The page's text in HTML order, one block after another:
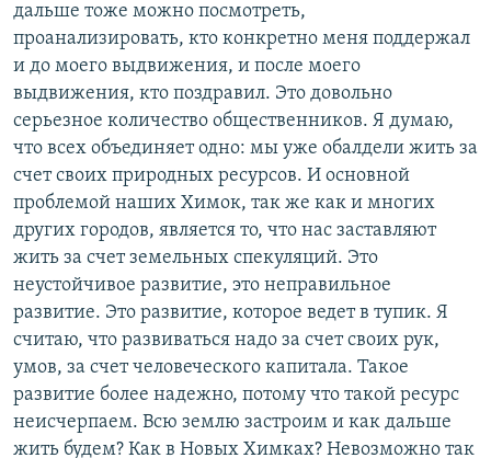
дальше тоже можно посмотреть,
проанализировать, кто конкретно меня поддержал
и до моего выдвижения, и после моего
выдвижения, кто поздравил. Это довольно
серьезное количество общественников. Я думаю,
что всех объединяет одно: мы уже обалдели жить за
счет своих природных ресурсов. И основной
проблемой наших Химок, так же как и многих
других городов, является то, что нас заставляют
жить за счет земельных спекуляций. Это
неустойчивое развитие, это неправильное
развитие. Это развитие, которое ведет в тупик. Я
считаю, что развиваться надо за счет своих рук,
умов, за счет человеческого капитала. Такое
развитие более надежно, потому что такой ресурс
неисчерпаем. Всю землю застроим и как дальше
жить будем? Как в Новых Химках? Невозможно так